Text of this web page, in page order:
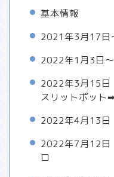
基本情報
2021年3月17
2022年1月3日
2022年3月15
スリットポット
2022年4月13
2022年7月12
ロ